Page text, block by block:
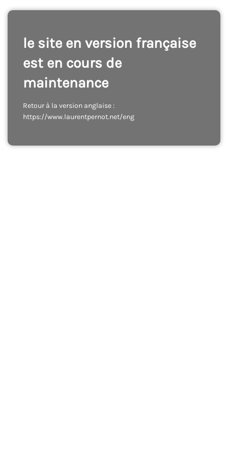
le site en version française
est en cours de
maintenance
Retour à la version anglaise :
https://www.laurentpernot.net/eng